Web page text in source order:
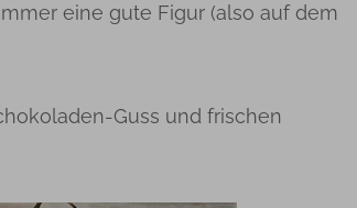
eine gute Figur (also auf dem
Guss und frischen